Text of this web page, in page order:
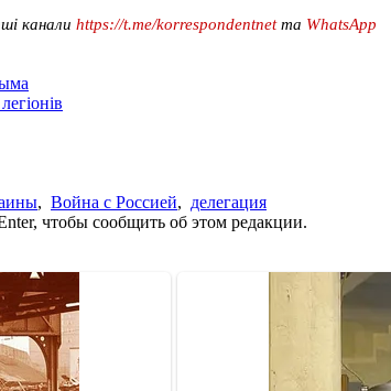
канали https://t.me/korrespondentnetта WhatsApp
, Война с Россией, делегация
чтобы сообщить об этом редакции.